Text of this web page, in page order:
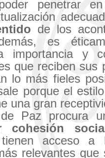
penetrar
de los
es
importancia y
que reciben sus
lo más fieles
porque el
una gran
de Paz procura
cohesión
tienen acceso
relevantes